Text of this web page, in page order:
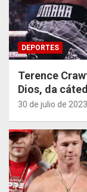
DEPORTES
Terence
Dios, da
30 de julio de 2023